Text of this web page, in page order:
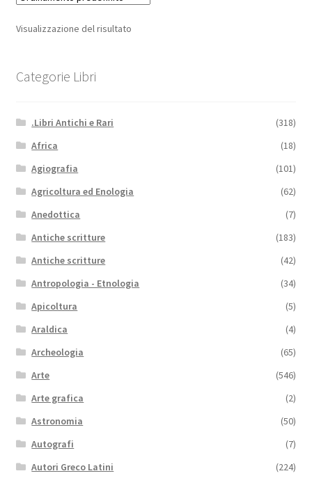
Visualizzazione del risultato
Categorie Libri
.Libri Antichi e Rari
(318)
Africa
(18)
Agiografia
(101)
Agricoltura ed Enologia
(62)
Anedottica
(7)
Antiche scritture
(183)
Antiche scritture
(42)
Antropologia - Etnologia
(34)
Apicoltura
(5)
Araldica
(4)
Archeologia
(65)
Arte
(546)
Arte grafica
(2)
Astronomia
(50)
Autografi
(7)
Autori Greco Latini
(224)